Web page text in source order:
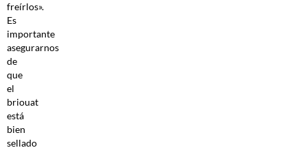
freírlos».
Es
importante
asegurarnos
de
que
el
briouat
está
bien
sellado